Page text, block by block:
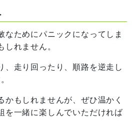
ためにパニックになってしま
しれません。
走り回ったり、順路を逆走し
もしれませんが、ぜひ温かく
を一緒に楽しんでいただければ